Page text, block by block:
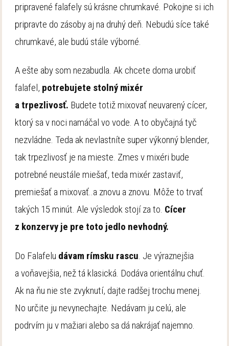
pripravené falafely sú krásne chrumkavé. Pokojne si ich
pripravte do zásoby aj na druhý deň. Nebudú síce také
chrumkavé, ale budú stále výborné.
A ešte aby som nezabudla. Ak chcete doma urobiť
falafel, potrebujete stolný mixér
a trpezlivosť. Budete totiž mixovať neuvarený cícer,
ktorý sa v noci namáčal vo vode. A to obyčajná tyč
nezvládne. Teda ak nevlastníte super výkonný blender,
tak trpezlivosť je na mieste. Zmes v mixéri bude
potrebné neustále miešať, teda mixér zastaviť,
premiešať a mixovať..a znovu a znovu. Môže to trvať
takých 15 minút. Ale výsledok stojí za to. Cícer
z konzervy je pre toto jedlo nevhodný.
Do Falafelu dávam rímsku rascu. Je výraznejšia
a voňavejšia, než tá klasická. Dodáva orientálnu chuť.
Ak na ňu nie ste zvyknutí, dajte radšej trochu menej.
No určite ju nevynechajte. Nedávam ju celú, ale
podrvím ju v mažiari alebo sa dá nakrájať najemno.